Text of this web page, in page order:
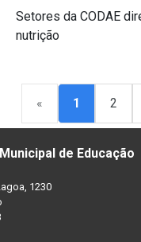
Setores da CODAE
nutrição
« 1 2
de Educação
1230